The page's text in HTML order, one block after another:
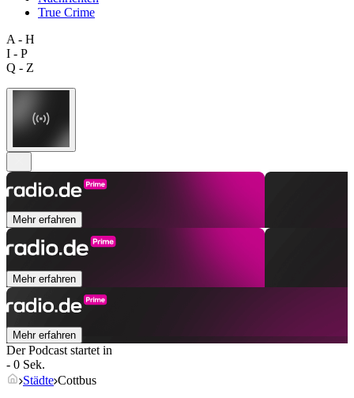
True Crime
A - H
I - P
Q - Z
Mehr erfahren
Mehr erfahren
Mehr erfahren
Der Podcast startet in
- 0 Sek.
Städte Cottbus